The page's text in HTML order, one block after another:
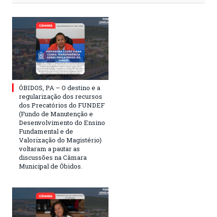
ÓBIDOS, PA – O destino e a
regularização dos recursos
dos Precatórios do FUNDEF
(Fundo de Manutenção e
Desenvolvimento do Ensino
Fundamental e de
Valorização do Magistério)
voltaram a pautar as
discussões na Câmara
Municipal de Óbidos.